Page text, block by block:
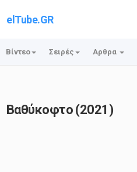
elTube.GR
Βίντεο Σειρές Αρθρα
Βαθύκοφτο (2021)